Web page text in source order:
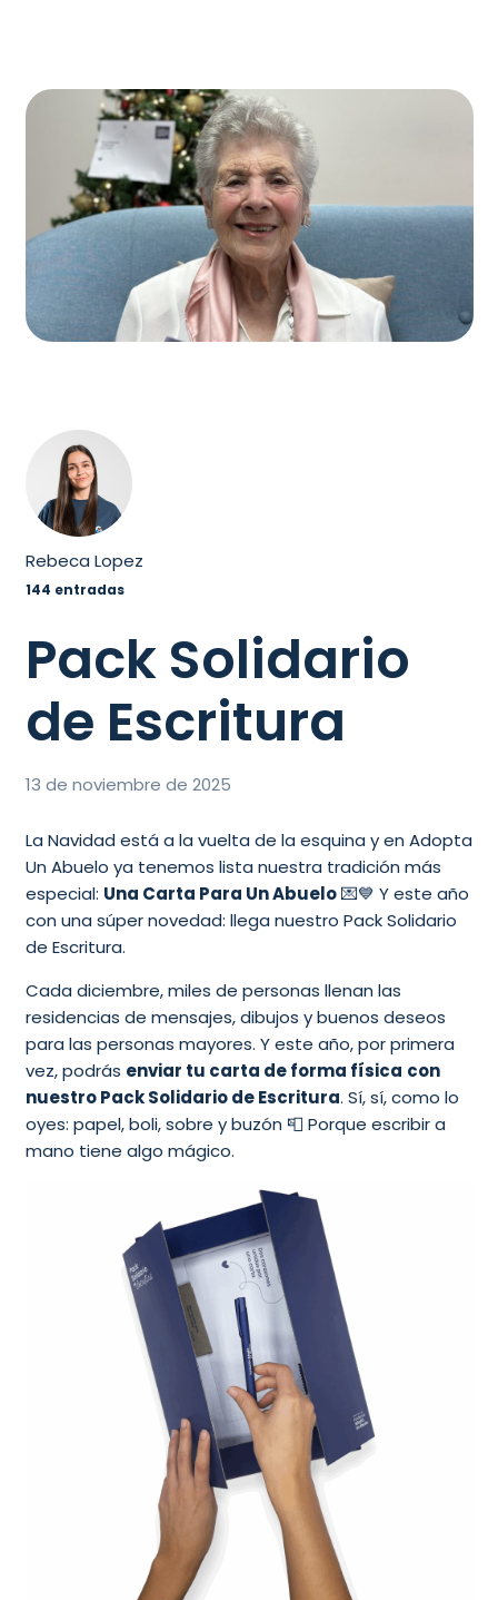
Rebeca Lopez
144 entradas
Pack Solidario
de Escritura
13 de noviembre de 2025
La Navidad está a la vuelta de la esquina y en Adopta
Un Abuelo ya tenemos lista nuestra tradición más
especial: Una Carta Para Un Abuelo💌💙 Y este año
con una súper novedad: llega nuestro Pack Solidario
de Escritura.
Cada diciembre, miles de personas llenan las
residencias de mensajes, dibujos y buenos deseos
para las personas mayores. Y este año, por primera
vez, podrás enviar tu carta de forma física con
nuestro Pack Solidario de Escritura. Sí, sí, como lo
oyes: papel, boli, sobre y buzón 📮 Porque escribir a
mano tiene algo mágico.